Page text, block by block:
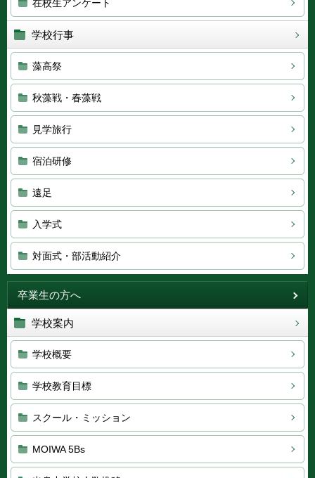
在校生アンケート
学校行事
藻高祭
秋藻戦・春藻戦
見学旅行
宿泊研修
遠足
入学式
対面式・部活動紹介
卒業生の方へ
学校案内
学校概要
学校教育目標
スクール・ミッション
MOIWA 5Bs